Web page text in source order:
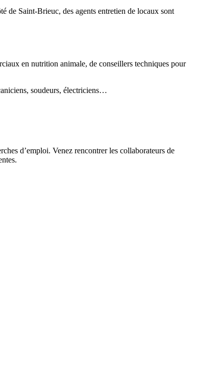
de Saint-Brieuc, des agents entretien de locaux sont
en nutrition animale, de conseillers techniques pour
soudeurs, électriciens…
d’emploi. Venez rencontrer les collaborateurs de